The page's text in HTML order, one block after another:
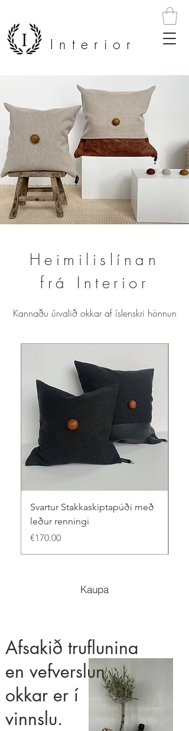
Interior
Heimilislínan
frá Interior
Kannaðu úrvalið okkar af íslenskri hönnun
Svartur Stakkaskiptapúði með
leður renningi
Price
€170.00
Kaupa
Afsakið truflunina
en vefverslun
okkar er í
vinnslu.